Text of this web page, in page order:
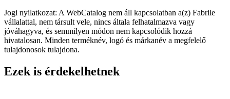
Jogi nyilatkozat: A WebCatalog nem áll kapcsolatban a(z) Fabrile
vállalattal, nem társult vele, nincs általa felhatalmazva vagy
jóváhagyva, és semmilyen módon nem kapcsolódik hozzá
hivatalosan. Minden terméknév, logó és márkanév a megfelelő
tulajdonosok tulajdona.
Ezek is érdekelhetnek